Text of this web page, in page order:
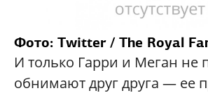
Фото: Twitter / The Royal
И только Гарри и Меган не
обнимают друг друга — ее